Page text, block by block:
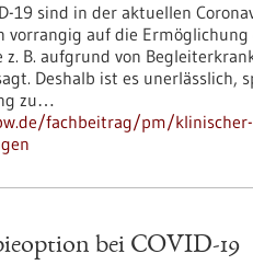
19 sind in der aktuellen
vorrangig auf die
z. B. aufgrund von
Deshalb ist es unerlässlich,
zu…
fachbeitrag/pm/
bei COVID-19